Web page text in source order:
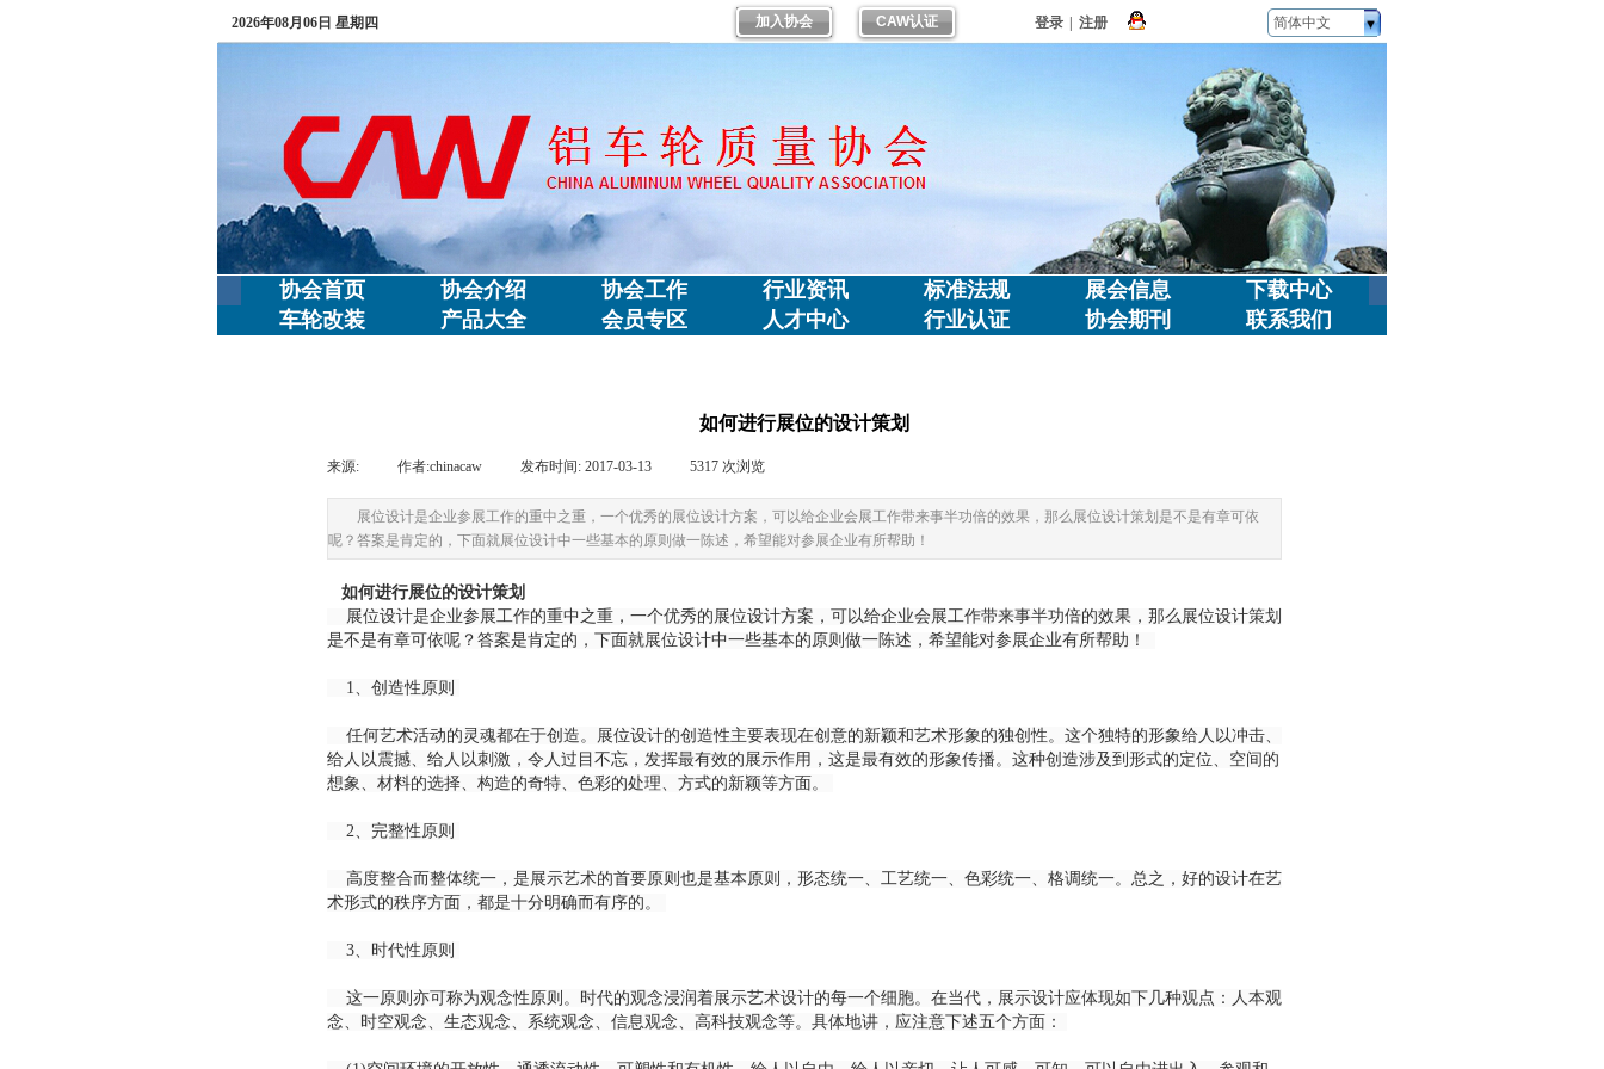
登录 注册
加入协会 CAW认证 简体中文
2026年08月06日 星期四
协会首页 协会介绍 协会工作 行业资讯 标准法规 展会信息
下载中心
车轮改装
产品大全 会员专区 人才中心 行业认证 协会期刊 联系我们
如何进行展位的设计策划
来源: 作者:chinacaw 发布时间: 2017-03-13 5317 次浏览
展位设计是企业参展工作的重中之重，一个优秀的展位设计方案，可以给企业会展工作带来事半功倍的效果，那么展位设计策划是不是有章可依
呢？答案是肯定的，下面就展位设计中一些基本的原则做一陈述，希望能对参展企业有所帮助！
如何进行展位的设计策划
展位设计是企业参展工作的重中之重，一个优秀的展位设计方案，可以给企业会展工作带来事半功倍的效果，那么展位设计策划
是不是有章可依呢？答案是肯定的，下面就展位设计中一些基本的原则做一陈述，希望能对参展企业有所帮助！
1、创造性原则
任何艺术活动的灵魂都在于创造。展位设计的创造性主要表现在创意的新颖和艺术形象的独创性。这个独特的形象给人以冲击、
给人以震撼、给人以刺激，令人过目不忘，发挥最有效的展示作用，这是最有效的形象传播。这种创造涉及到形式的定位、空间的
想象、材料的选择、构造的奇特、色彩的处理、方式的新颖等方面。
2、完整性原则
高度整合而整体统一，是展示艺术的首要原则也是基本原则，形态统一、工艺统一、色彩统一、格调统一。总之，好的设计在艺
术形式的秩序方面，都是十分明确而有序的。
3、时代性原则
这一原则亦可称为观念性原则。时代的观念浸润着展示艺术设计的每一个细胞。在当代，展示设计应体现如下几种观点：人本观
念、时空观念、生态观念、系统观念、信息观念、高科技观念等。具体地讲，应注意下述五个方面：